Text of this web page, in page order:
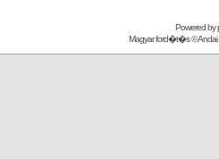
Powered by
Magyar ford�t�s ©Andai